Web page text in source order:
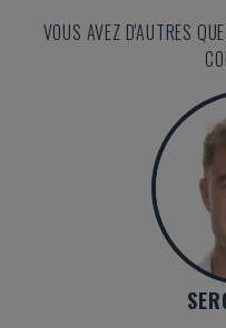
VOUS AVEZ D'AUTRES